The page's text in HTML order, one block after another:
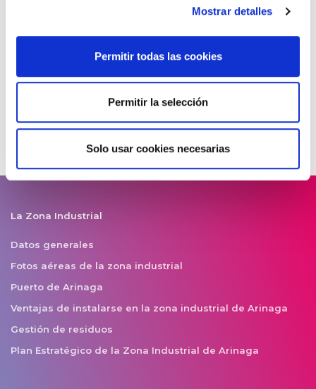
Mostrar detalles
Permitir todas las cookies
Permitir la selección
Solo usar cookies necesarias
Hemodonación y Hemoterapia comi...
La Asociación Empresari...
La Zona Industrial
Datos generales
Fotos aéreas de la zona industrial
Puerto de Arinaga
Ventajas de instalarse en la zona industrial de Arinaga
Gestión de residuos
Plan Estratégico de la Zona Industrial de Arinaga